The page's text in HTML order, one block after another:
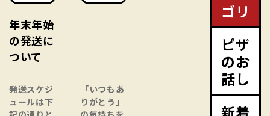
年末年始
の発送に
ついて
発送スケジ
ュールは下
「いつもあ
りがとう」
ゴリ
ピザ
のお
話し
新着